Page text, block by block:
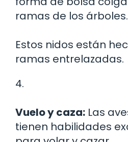
ramas de los árboles.
Estos nidos están
ramas entrelazadas.
4.
Vuelo y caza: Las
tienen habilidades